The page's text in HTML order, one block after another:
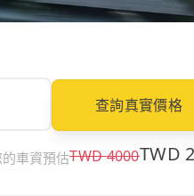
查詢真實價格
的車資預估TWD4000TWD